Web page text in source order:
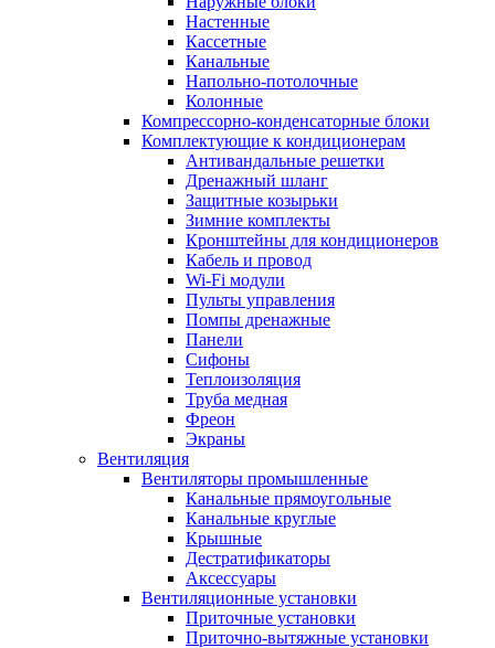
Настенные
Кассетные
Канальные
Напольно-потолочные
Колонные
Компрессорно-конденсаторные блоки
Комплектующие к кондиционерам
Антивандальные решетки
Дренажный шланг
Защитные козырьки
Зимние комплекты
Кронштейны для кондиционеров
Кабель и провод
Wi-Fi модули
Пульты управления
Помпы дренажные
Панели
Сифоны
Теплоизоляция
Труба медная
Фреон
Экраны
Вентиляция
Вентиляторы промышленные
Канальные прямоугольные
Канальные круглые
Крышные
Дестратификаторы
Аксессуары
Вентиляционные установки
Приточные установки
Приточно-вытяжные установки